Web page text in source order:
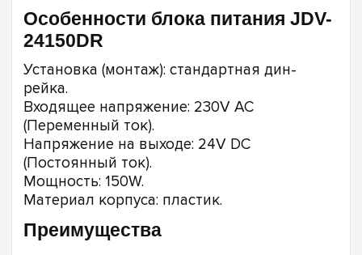
Особенности блока питания JDV-
24150DR
Установка (монтаж): стандартная дин-
рейка.
Входящее напряжение: 230V AC
(Переменный ток).
Напряжение на выходе: 24V DC
(Постоянный ток).
Мощность: 150W.
Материал корпуса: пластик.
Преимущества